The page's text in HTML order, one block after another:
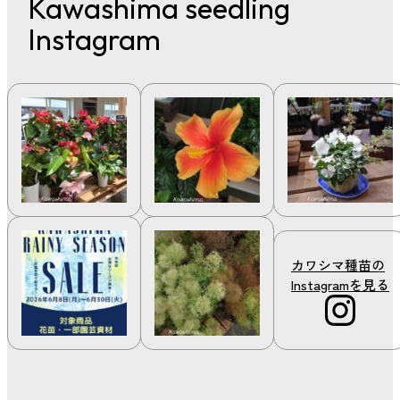
Kawashima seedling
Instagram
カワシマ種苗の
Instagramを見る